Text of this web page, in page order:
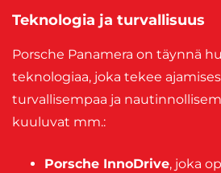
Teknologia ja turvallisuus
Porsche Panamera on täynnä
teknologiaa, joka tekee
turvallisempaa ja
kuuluvat mm.:
Porsche InnoDrive, joka